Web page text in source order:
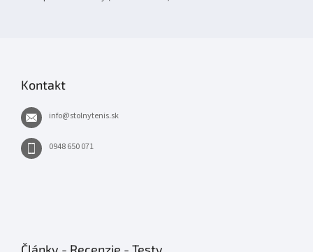
Kontakt
info@stolnytenis.sk
0948 650 071